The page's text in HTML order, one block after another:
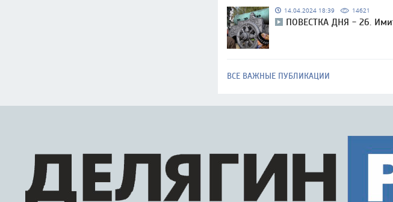
14.04.2024 18:39 14621
ПОВЕСТКА ДНЯ - 26.
ВСЕ ВАЖНЫЕ ПУБЛИКАЦИИ